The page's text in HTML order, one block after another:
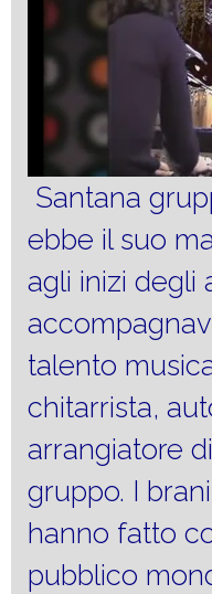
Santana
ebbe il suo
agli inizi degli
talento
chitarrista,
arrangiatore
gruppo. I
hanno fatto
pubblico